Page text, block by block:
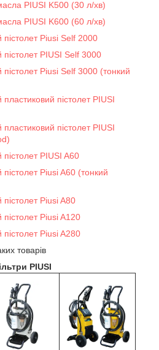
PIUSI K500 (30 л/хв)
PIUSI K600 (60 л/хв)
Piusi Self 2000
PIUSI Self 3000
Piusi Self 3000 (тонкий
пістолет PIUSI
пістолет PIUSI
PIUSI A60
Piusi A60 (тонкий
Piusi A80
Piusi A120
Piusi A280
товарів
PIUSI